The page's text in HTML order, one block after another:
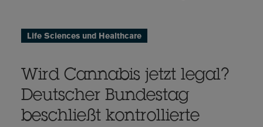
Life Sciences und Healthcare
Wird Cannabis jetzt legal?
Deutscher Bundestag
beschließt kontrollierte